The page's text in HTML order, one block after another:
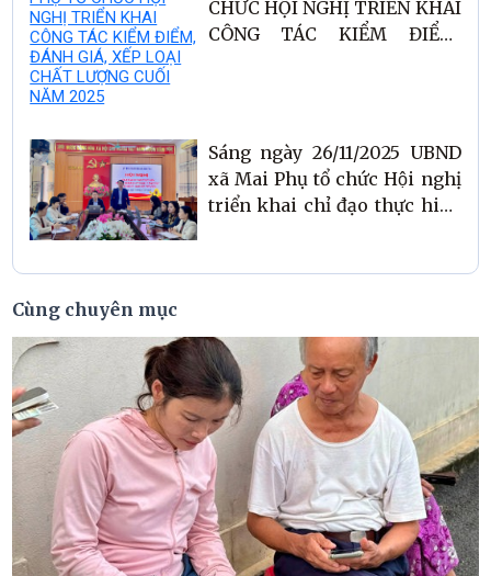
CHỨC HỘI NGHỊ TRIỂN KHAI
CÔNG TÁC KIỂM ĐIỂM,
Sáng ngày 26/11/2025 UBND
xã Mai Phụ tổ chức Hội nghị
triển khai chỉ đạo thực hiện
Cùng chuyên mục